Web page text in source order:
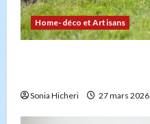
Home-déco et Artisans
Sonia Hicheri 27 mars 2026